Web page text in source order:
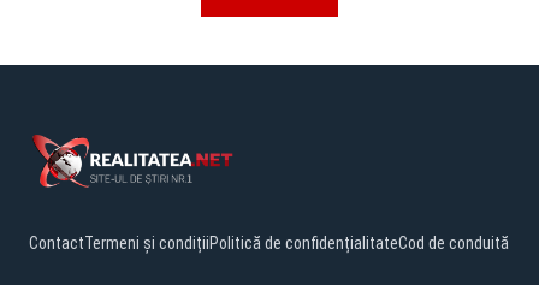
ContactTermeni și condițiiPolitică de confidențialitateCod de conduită